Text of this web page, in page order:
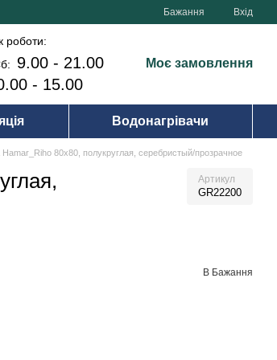
Бажання Вхід
роботи:
9.00 - 21.00
- 15.00
Моє замовлення
Водонагрівачи
80х80, полукруглая, серебристый/прозрачное
Артикул
GR22200
В Бажання